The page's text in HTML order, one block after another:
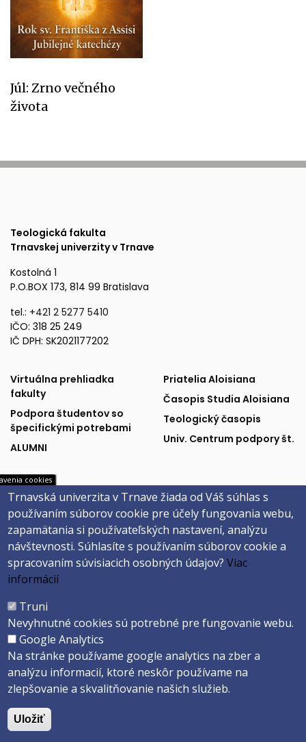
Júl: Zrno večného
života
Teologická fakulta
Trnavskej univerzity v Trnave
Kostolná 1
P.O.BOX 173, 814 99 Bratislava
tel.: +421 2 5277 5410
IČO: 318 25 249
IČ DPH: SK2021177202
Fakulta
a
podpora
Virtuálna prehliadka
fakulty
Podpora študentov so
špecifickými potrebami
ALUMNI
Publikácie
a
partneri
Priatelia Aloisiana
Časopis Studia Aloisiana
Teologický časopis
Univ. Centrum podpory št.
Univerzitné
systémy
MAIS
Webmail na Office 365
Evidencia záv. prác
Univerzitné inf. systémy
Sociálne
siete
Facebook
Instagram
YouTube
Päta
Správca obsahu
Vyhlásenie o prístupnosti
Cookies
Copyright ©2026 Trnavská univerzita v Trnave
Created by
cookies
Trnavská univerzita v Trnave žiada od Váš súhlas s
používaním súborov cookie pre účely fungovania webu,
zapamätania si používateľských nastavení, analýzu
návštevnosti. Súhlasíte s používaním súborov cookie a
spracovaním súvisiacich osobných údajov?Viac
informácií
Truni
Nevyhnutné cookies sú potrebné pre fungovanie webu.
Google Analytics
Na stránke používame google analytics na zber a
analýzu informacií, ktoré neskôr používame na
zlepšovanie a skvalitňovanie našich služieb.
Uložiť